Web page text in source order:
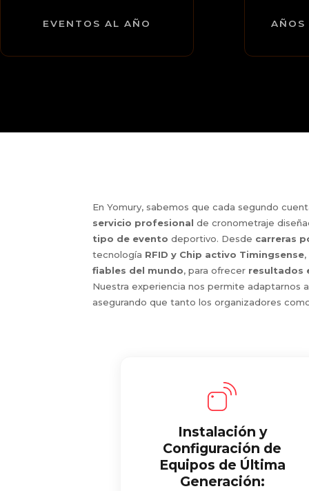
EVENTOS AL AÑO AÑOS
En Yomury, sabemos que cada segundo
servicio profesional de cronometraje
tipo de evento deportivo. Desde carreras
tecnología RFID y Chip activo Timingsense
fiables del mundo, para ofrecer resultados
Nuestra experiencia nos permite adaptarnos
asegurando que tanto los organizadores
Instalación y
Configuración de
Equipos de Última
Generación: